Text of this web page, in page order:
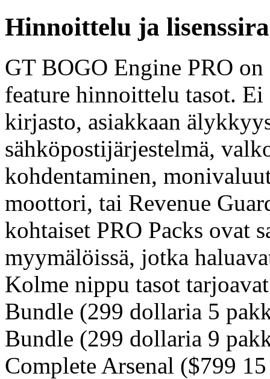
Hinnoittelu ja
GT BOGO Engine PRO
feature hinnoittelu tasot.
kirjasto, asiakkaan
sähköpostijärjestelmä,
kohdentaminen,
moottori, tai Revenue
kohtaiset PRO Packs ovat
myymälöissä, jotka
Kolme nippu tasot
Bundle (299 dollaria 5
Bundle (299 dollaria 9
Complete Arsenal ($799